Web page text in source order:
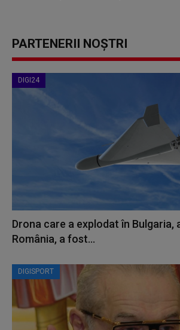
PARTENERII NOȘTRI
DIGI24
Drona care a explodat în Bulgaria,
România, a fost...
DIGISPORT